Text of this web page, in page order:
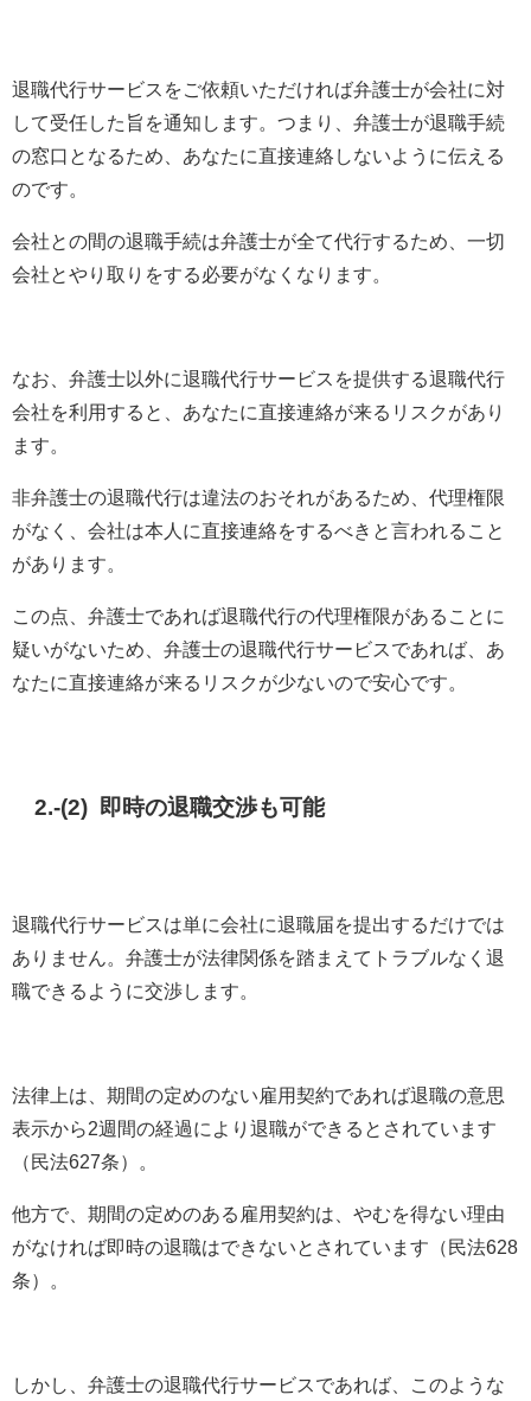
退職代行サービスをご依頼いただければ弁護士が会社に対
して受任した旨を通知します。つまり、弁護士が退職手続
の窓口となるため、あなたに直接連絡しないように伝える
のです。
会社との間の退職手続は弁護士が全て代行するため、一切
会社とやり取りをする必要がなくなります。
なお、弁護士以外に退職代行サービスを提供する退職代行
会社を利用すると、あなたに直接連絡が来るリスクがあり
ます。
非弁護士の退職代行は違法のおそれがあるため、代理権限
がなく、会社は本人に直接連絡をするべきと言われること
があります。
この点、弁護士であれば退職代行の代理権限があることに
疑いがないため、弁護士の退職代行サービスであれば、あ
なたに直接連絡が来るリスクが少ないので安心です。
2.-(2) 即時の退職交渉も可能
退職代行サービスは単に会社に退職届を提出するだけでは
ありません。弁護士が法律関係を踏まえてトラブルなく退
職できるように交渉します。
法律上は、期間の定めのない雇用契約であれば退職の意思
表示から2週間の経過により退職ができるとされています
（民法627条）。
他方で、期間の定めのある雇用契約は、やむを得ない理由
がなければ即時の退職はできないとされています（民法628
条）。
しかし、弁護士の退職代行サービスであれば、このような